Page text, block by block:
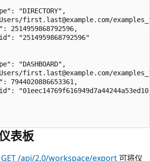
"DIRECTORY",
first.last@example.com/
2514959868792596,
"2514959868792596"
"DASHBOARD",
first.last@example.com/
7944020886653361,
表板
GET /api/2.0/workspace/export可将仪